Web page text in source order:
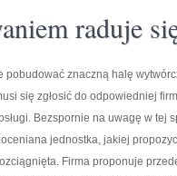
raduje
pobudować znaczną halę
się zgłosić do odpowiedniej
Bezspornie na uwagę w tej
jednostka, jakiej
Firma proponuje